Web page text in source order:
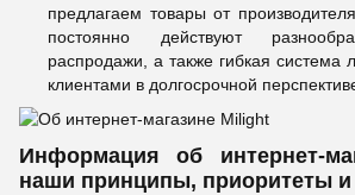
предлагаем товары от
постоянно действуют
распродажи, а также гибкая система
клиентами в долгосрочной
Информация об интернет-
наши принципы, приоритеты